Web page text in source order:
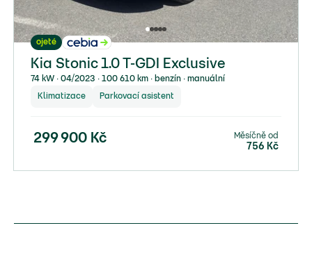
ojeté
Kia Stonic 1.0 T-GDI Exclusive
74 kW ∙ 04/2023 ∙ 100 610 km ∙ benzín ∙ manuální
Klimatizace Parkovací asistent
299 900 Kč Měsíčně od
756 Kč